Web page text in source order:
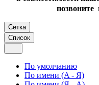
Сетка
Список
По умолчанию
По имени (A - Я)